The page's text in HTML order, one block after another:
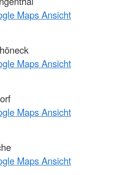
Maps Ansicht
Maps Ansicht
Maps Ansicht
Maps Ansicht